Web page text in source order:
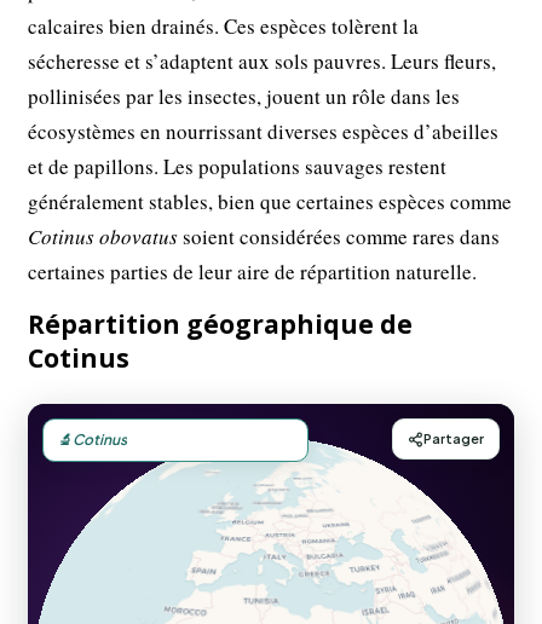
calcaires bien drainés. Ces espèces tolèrent la
sécheresse et s’adaptent aux sols pauvres. Leurs fleurs,
pollinisées par les insectes, jouent un rôle dans les
écosystèmes en nourrissant diverses espèces d’abeilles
et de papillons. Les populations sauvages restent
généralement stables, bien que certaines espèces comme
Cotinus obovatussoient considérées comme rares dans
certaines parties de leur aire de répartition naturelle.
Répartition géographique de
Cotinus